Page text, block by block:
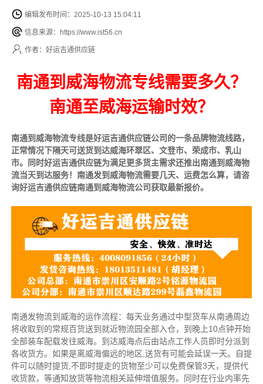
编辑发布时间：2025-10-13 15:04:11
信息来源：https://www.ist56.cn
作者：好运吉通供应链
南通到威海物流专线需要多久？
南通至威海运输时效？
南通到威海物流专线是好运吉通供应链公司的一条品牌物流线路，
正常情况下隔天可送货到达威海环翠区、文登市、荣成市、乳山
市。同时好运吉通供应链为满足更多货主需求还推出南通到威海物
流当天到达服务！南通发到威海物流需要几天、运费怎么算，请咨
询好运吉通供应链南通到威海物流公司获取最新报价。
南通发物流到威海的运作流程：每天业务通过中型货车从南通周边
将收取到的常规百货送到就近物流园全部入仓，到晚上10点钟开始
全部装车配载发往威海。到达威海点后由站点工作人员即时分派到
各收货方。如果是离威海偏远的地区,送货有可能会延误一天。自提
件可以随时提货,不即时提走的货物至少可以免费保管3天，提供代
收货款，等通知放货等物流相关延伸增值服务。同时在行业内率先